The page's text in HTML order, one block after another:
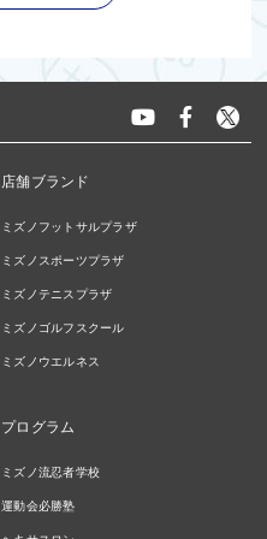
店舗ブランド
ミズノフットサルプラザ
ミズノスポーツプラザ
ミズノテニスプラザ
ミズノゴルフスクール
ミズノウエルネス
プログラム
ミズノ流忍者学校
運動会必勝塾